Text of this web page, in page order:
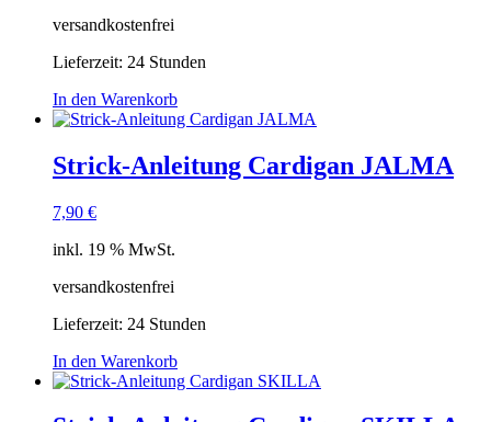
versandkostenfrei
Lieferzeit: 24 Stunden
In den Warenkorb
Strick-Anleitung Cardigan JALMA
7,90 €
inkl. 19 % MwSt.
versandkostenfrei
Lieferzeit: 24 Stunden
In den Warenkorb